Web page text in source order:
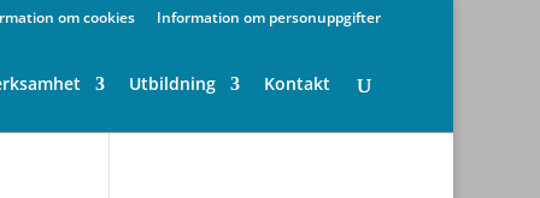
om cookies Information om personuppgifter
Utbildning Kontakt